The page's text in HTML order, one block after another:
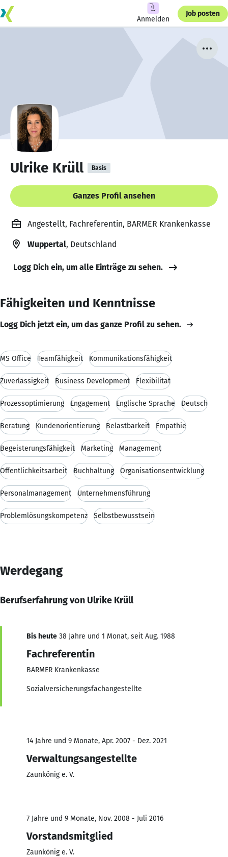
Anmelden
Job posten
Ulrike Krüll Basis
Ganzes Profil ansehen
Angestellt, Fachreferentin, BARMER Krankenkasse
Wuppertal, Deutschland
Logg Dich ein, um alle Einträge zu sehen.
Fähigkeiten und Kenntnisse
Logg Dich jetzt ein, um das ganze Profil zu sehen.
MS Office Teamfähigkeit Kommunikationsfähigkeit
Zuverlässigkeit Business Development Flexibilität
Prozessoptimierung Engagement Englische Sprache Deutsch
Beratung Kundenorientierung Belastbarkeit Empathie
Begeisterungsfähigkeit Marketing Management
Öffentlichkeitsarbeit Buchhaltung Organisationsentwicklung
Personalmanagement Unternehmensführung
Problemlösungskompetenz Selbstbewusstsein
Werdegang
Berufserfahrung von Ulrike Krüll
Bis heute 38 Jahre und 1 Monat, seit Aug. 1988
Fachreferentin
BARMER Krankenkasse
Sozialversicherungsfachangestellte
14 Jahre und 9 Monate, Apr. 2007 - Dez. 2021
Verwaltungsangestellte
Zaunkönig e. V.
7 Jahre und 9 Monate, Nov. 2008 - Juli 2016
Vorstandsmitglied
Zaunkönig e. V.